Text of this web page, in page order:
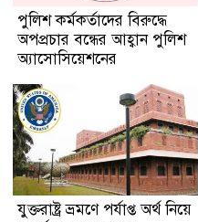
পুলিশ কর্মকর্তাদের বিরুদ্ধে
অপপ্রচার বন্ধের আহ্বান পুলিশ
অ্যাসোসিয়েশনের
যুক্তরাষ্ট্র ভ্রমণে পর্যাপ্ত অর্থ নিয়ে